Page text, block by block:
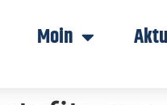
Moin